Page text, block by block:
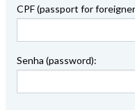
CPF (passport for
Senha (password):